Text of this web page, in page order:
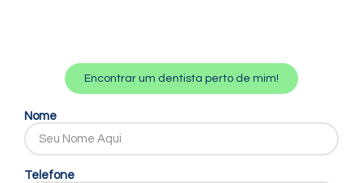
Encontrar um dentista perto de mim!
Nome
Telefone